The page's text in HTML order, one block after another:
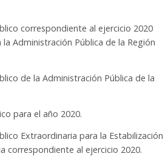
correspondiente al ejercicio 2020
Administración Pública de la Región
de la Administración Pública de la
para el año 2020.
Extraordinaria para la Estabilización
correspondiente al ejercicio 2020.